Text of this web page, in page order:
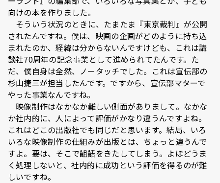
向けの本を作りました。
そういう状況のときに、たまたま『東京裁判』が公開
されたんですね。僕は、映画の企画がどのように持ち込
まれたのか、経緯は分からないんですけども、これは講
談社70周年の記念事業として進められてたんです。た
だ、僕自身は全然、ノータッチでした。これは宣伝部の
杉山捷三が担当したんです。ですから、宣伝部マターで
やった事業なんですね。
映像制作はなかなか難しい側面がありまして。なかな
か社内的に、人によって評価がかなり違うんですよね。
これはどこの出版社でも同じだと思います。結局、いろ
いろな映像制作の仕組みが出版とは、ちょっと違うんで
すよ。要は、そこで齟齬をきたしてしまう。よほどうま
く処理しないと、社内的に成功という評価を得るのが難
しいですね。